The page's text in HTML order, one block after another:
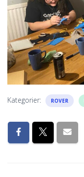
Kategorier: ROVER